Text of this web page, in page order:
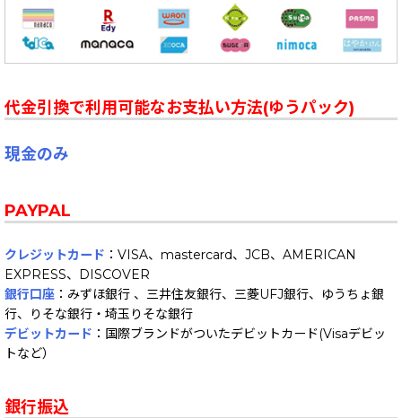
代金引換で利用可能なお支払い方法(ゆうパック)
現金のみ
PAYPAL
クレジットカード ：VISA、mastercard、JCB、AMERICAN
EXPRESS、DISCOVER
銀行口座 ：みずほ銀行 、三井住友銀行、三菱UFJ銀行、ゆうちょ銀
行、りそな銀行・埼玉りそな銀行
デビットカード ：国際ブランドがついたデビットカード(Visaデビッ
トなど）
銀行振込